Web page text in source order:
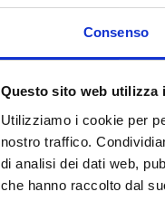
Consenso
Questo sito web utilizza
Utilizziamo i cookie per
nostro traffico.
di analisi dei dati web,
che hanno raccolto dal